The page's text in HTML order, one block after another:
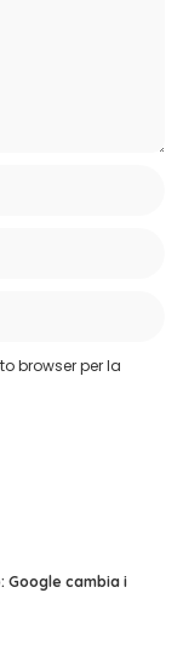
browser per la
Google cambia i